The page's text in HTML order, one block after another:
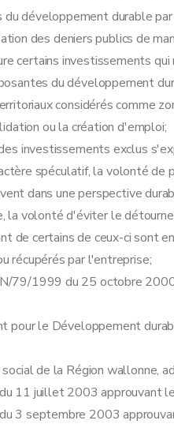
immobilier
et finales
développement durable
des deniers publics de
certains investissements
du développement
considérés comme
ou la création d'emploi;
investissements exclus
spéculatif, la volonté de
dans une perspective
la volonté d'éviter le
de certains de ceux-ci sont
récupérés par l'entreprise;
79/1999 du 25 octobre
pour le Développement
de la Région wallonne,
11 juillet 2003 approuvant
3 septembre 2003